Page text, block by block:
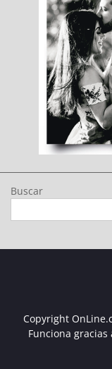
Buscar
Copyright
Funciona gracias